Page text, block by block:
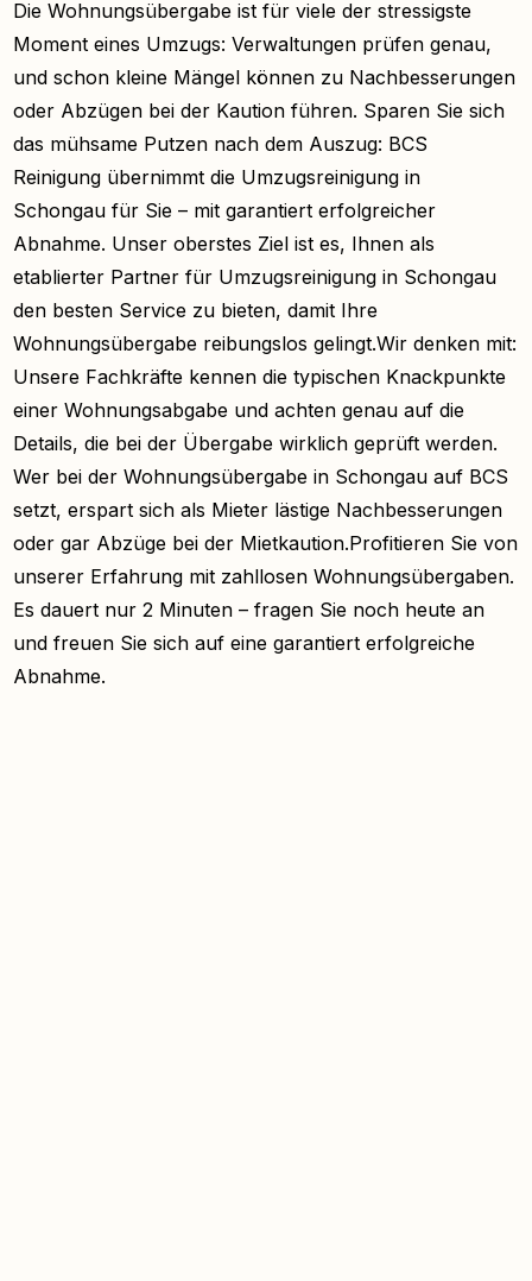
Die Wohnungsübergabe ist für viele der stressigste
Moment eines Umzugs: Verwaltungen prüfen genau,
und schon kleine Mängel können zu Nachbesserungen
oder Abzügen bei der Kaution führen. Sparen Sie sich
das mühsame Putzen nach dem Auszug: BCS
Reinigung übernimmt die Umzugsreinigung in
Schongau für Sie – mit garantiert erfolgreicher
Abnahme. Unser oberstes Ziel ist es, Ihnen als
etablierter Partner für Umzugsreinigung in Schongau
den besten Service zu bieten, damit Ihre
Wohnungsübergabe reibungslos gelingt.Wir denken mit:
Unsere Fachkräfte kennen die typischen Knackpunkte
einer Wohnungsabgabe und achten genau auf die
Details, die bei der Übergabe wirklich geprüft werden.
Wer bei der Wohnungsübergabe in Schongau auf BCS
setzt, erspart sich als Mieter lästige Nachbesserungen
oder gar Abzüge bei der Mietkaution.Profitieren Sie von
unserer Erfahrung mit zahllosen Wohnungsübergaben.
Es dauert nur 2 Minuten – fragen Sie noch heute an
und freuen Sie sich auf eine garantiert erfolgreiche
Abnahme.